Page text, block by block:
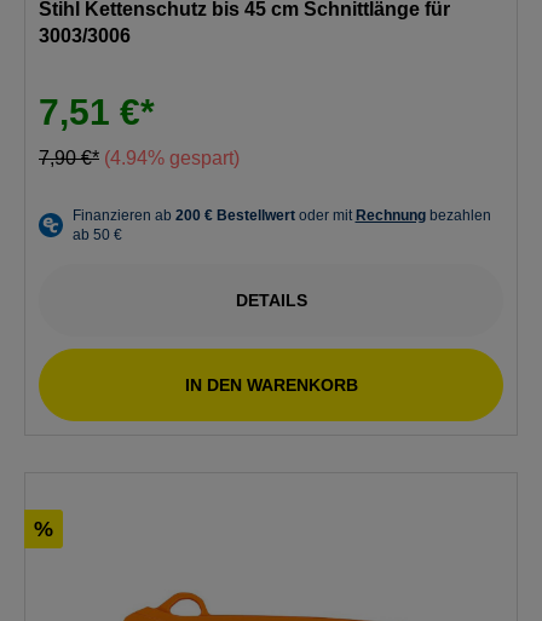
Stihl Kettenschutz bis 45 cm Schnittlänge für
3003/3006
7,51 €*
7,90 €* (4.94% gespart)
DETAILS
IN DEN WARENKORB
%